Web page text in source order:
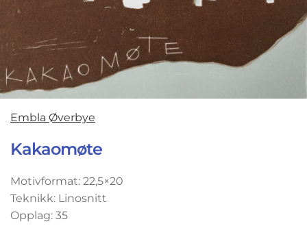
Embla Øverbye
Kakaomøte
Motivformat: 22,5×20
Teknikk: Linosnitt
Opplag: 35